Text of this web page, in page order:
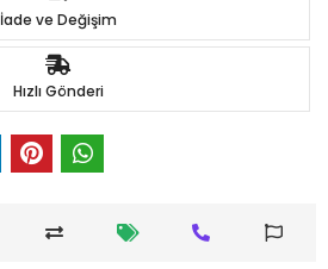
İade ve Değişim
Hızlı Gönderi